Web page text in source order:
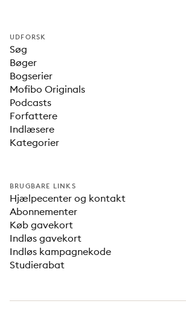
UDFORSK
Søg
Bøger
Bogserier
Mofibo Originals
Podcasts
Forfattere
Indlæsere
Kategorier
BRUGBARE LINKS
Hjælpecenter og kontakt
Abonnementer
Køb gavekort
Indløs gavekort
Indløs kampagnekode
Studierabat